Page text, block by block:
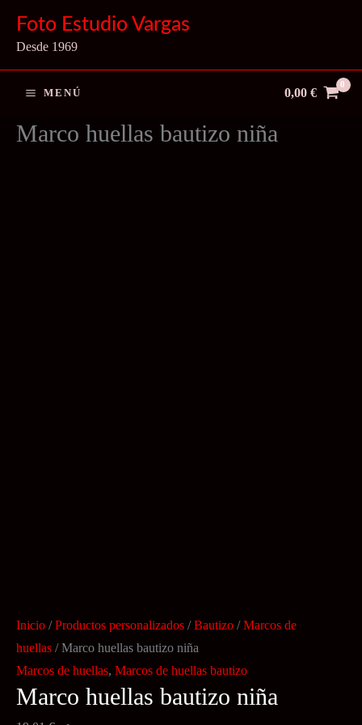
contenido
Foto Estudio Vargas
Desde 1969
MENÚ 0,00 €
Marco huellas bautizo niña
Inicio /Productos personalizados /Bautizo /Marcos de
huellas / Marco huellas bautizo niña
Marcos de huellas, Marcos de huellas bautizo
Marco huellas bautizo niña